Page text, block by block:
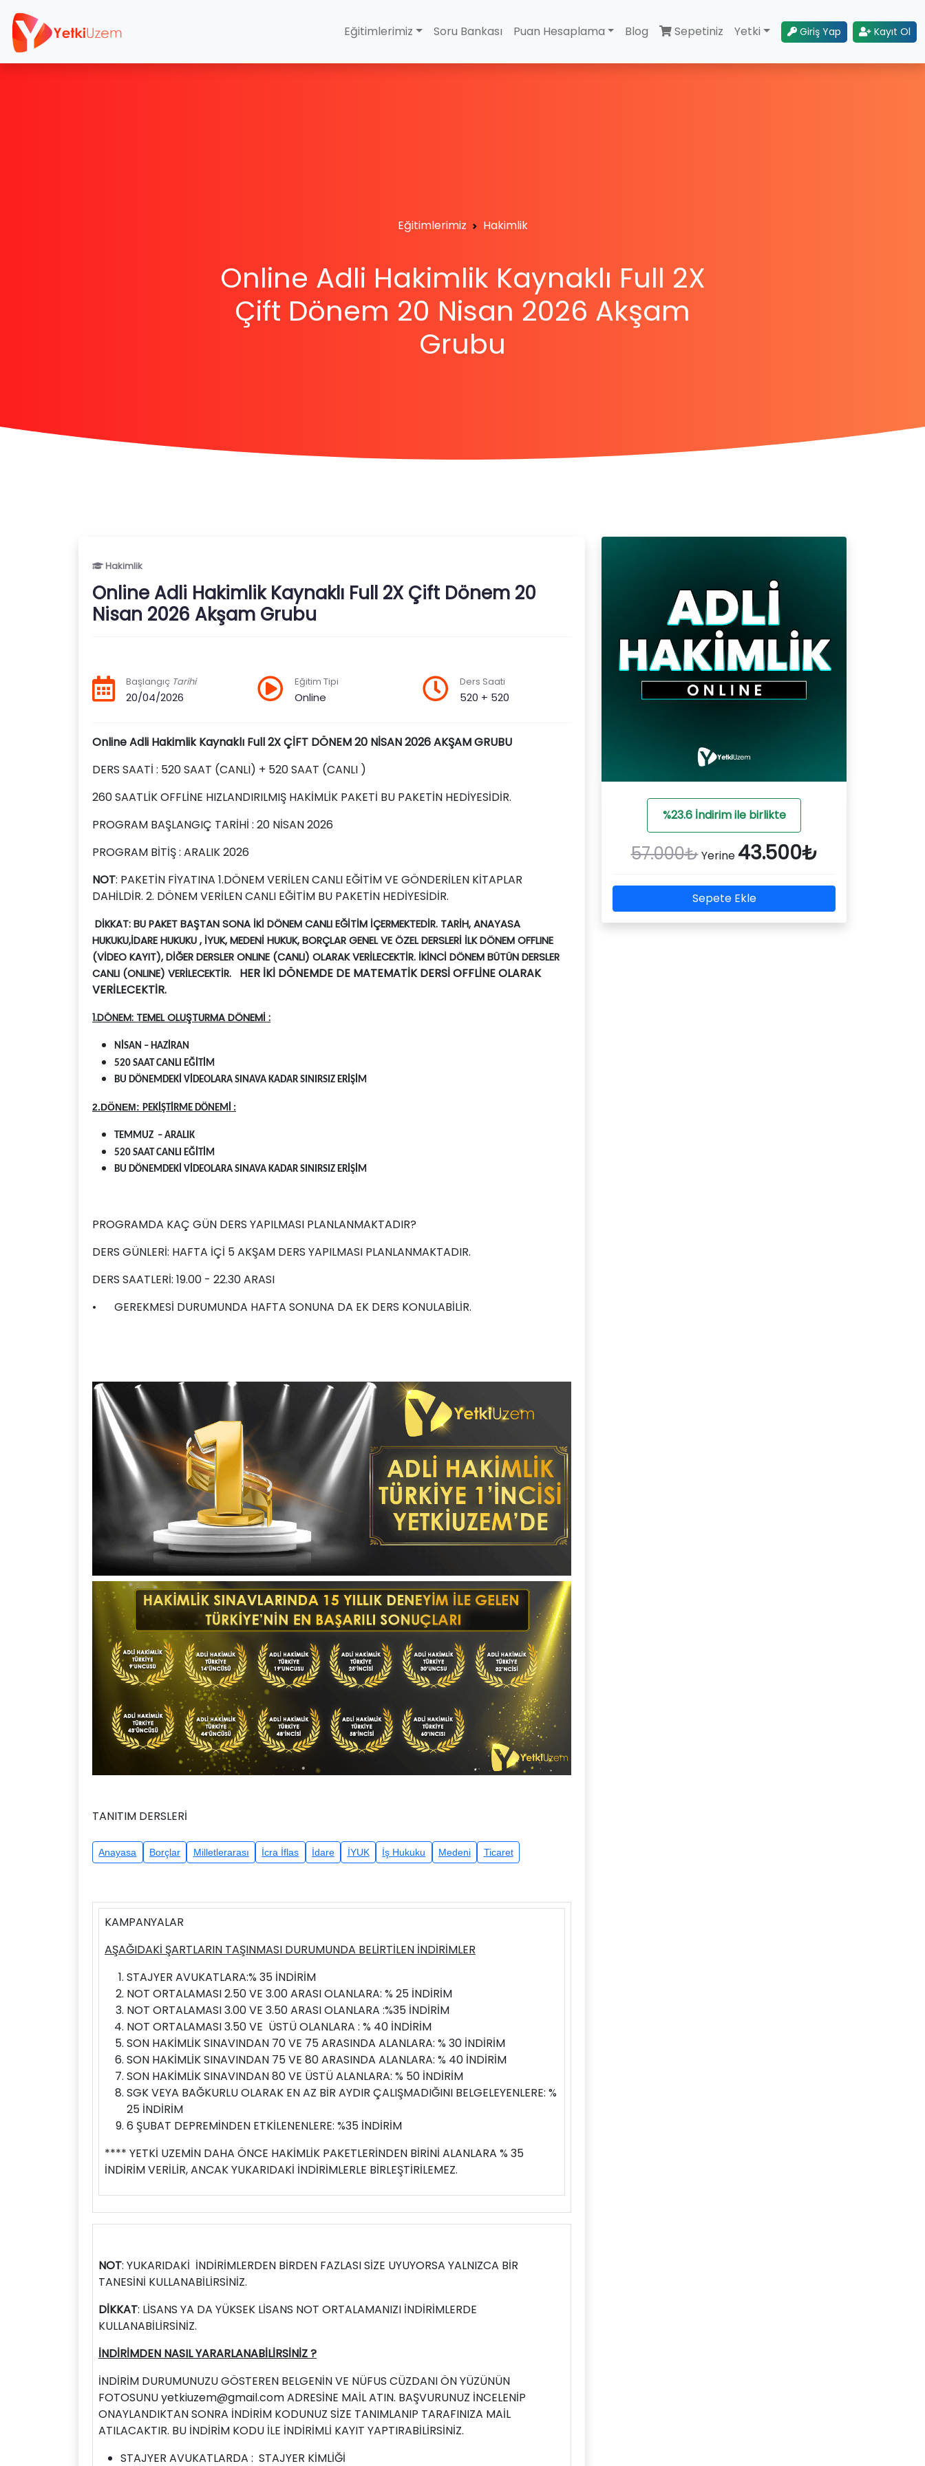
Eğitimlerimiz Soru Bankası Puan Hesaplama Blog Sepetiniz Yetki Giriş Yap Kayıt Ol
Eğitimlerimiz Hakimlik
Online Adli Hakimlik Kaynaklı Full 2X
Çift Dönem 20 Nisan 2026 Akşam
Grubu
Hakimlik
Online Adli Hakimlik Kaynaklı Full 2X Çift Dönem 20
Nisan 2026 Akşam Grubu
Başlangıç Tarihi
20/04/2026
Eğitim Tipi
Online
Ders Saati
520 + 520
Online Adli Hakimlik Kaynaklı Full 2X ÇİFT DÖNEM 20 NİSAN 2026 AKŞAM GRUBU
DERS SAATİ : 520 SAAT (CANLI) + 520 SAAT (CANLI )
260 SAATLİK OFFLİNE HIZLANDIRILMIŞ HAKİMLİK PAKETİ BU PAKETİN HEDİYESİDİR.
PROGRAM BAŞLANGIÇ TARİHİ : 20 NİSAN 2026
PROGRAM BİTİŞ : ARALIK 2026
NOT: PAKETİN FİYATINA 1.DÖNEM VERİLEN CANLI EĞİTİM VE GÖNDERİLEN KİTAPLAR
DAHİLDİR. 2. DÖNEM VERİLEN CANLI EĞİTİM BU PAKETİN HEDİYESİDİR.
DİKKAT: BU PAKET BAŞTAN SONA İKİ DÖNEM CANLI EĞİTİM İÇERMEKTEDİR. TARİH, ANAYASA
HUKUKU,İDARE HUKUKU , İYUK, MEDENİ HUKUK, BORÇLAR GENEL VE ÖZEL DERSLERİ İLK DÖNEM OFFLINE
(VİDEO KAYIT), DİĞER DERSLER ONLINE (CANLI) OLARAK VERİLECEKTİR. İKİNCİ DÖNEM BÜTÜN DERSLER
CANLI (ONLINE) VERİLECEKTİR.
HER İKİ DÖNEMDE DE MATEMATİK DERSİ OFFLİNE OLARAK
VERİLECEKTİR.
1.DÖNEM: TEMEL OLUŞTURMA DÖNEMİ :
NİSAN – HAZİRAN
520 SAAT CANLI EĞİTİM
BU DÖNEMDEKİ VİDEOLARA SINAVA KADAR SINIRSIZ ERİŞİM
2.DÖNEM: PEKİŞTİRME DÖNEMİ :
TEMMUZ – ARALIK
520 SAAT CANLI EĞİTİM
BU DÖNEMDEKİ VİDEOLARA SINAVA KADAR SINIRSIZ ERİŞİM
PROGRAMDA KAÇ GÜN DERS YAPILMASI PLANLANMAKTADIR?
DERS GÜNLERİ: HAFTA İÇİ 5 AKŞAM DERS YAPILMASI PLANLANMAKTADIR.
DERS SAATLERİ: 19.00 - 22.30 ARASI
•
GEREKMESİ DURUMUNDA HAFTA SONUNA DA EK DERS KONULABİLİR.
TANITIM DERSLERİ
Anayasa Borçlar Milletlerarası İcra İflas İdare İYUK İş Hukuku Medeni Ticaret
KAMPANYALAR
AŞAĞIDAKİ ŞARTLARIN TAŞINMASI DURUMUNDA BELİRTİLEN İNDİRİMLER
STAJYER AVUKATLARA:% 35 İNDİRİM
NOT ORTALAMASI 2.50 VE 3.00 ARASI OLANLARA: % 25 İNDİRİM
NOT ORTALAMASI 3.00 VE 3.50 ARASI OLANLARA :%35 İNDİRİM
NOT ORTALAMASI 3.50 VE ÜSTÜ OLANLARA : % 40 İNDİRİM
SON HAKİMLİK SINAVINDAN 70 VE 75 ARASINDA ALANLARA: % 30 İNDİRİM
SON HAKİMLİK SINAVINDAN 75 VE 80 ARASINDA ALANLARA: % 40 İNDİRİM
SON HAKİMLİK SINAVINDAN 80 VE ÜSTÜ ALANLARA: % 50 İNDİRİM
SGK VEYA BAĞKURLU OLARAK EN AZ BİR AYDIR ÇALIŞMADIĞINI BELGELEYENLERE: %
25 İNDİRİM
6 ŞUBAT DEPREMİNDEN ETKİLENENLERE: %35 İNDİRİM
**** YETKİ UZEMİN DAHA ÖNCE HAKİMLİK PAKETLERİNDEN BİRİNİ ALANLARA % 35
İNDİRİM VERİLİR, ANCAK YUKARIDAKİ İNDİRİMLERLE BİRLEŞTİRİLEMEZ.
NOT: YUKARIDAKİ İNDİRİMLERDEN BİRDEN FAZLASI SİZE UYUYORSA YALNIZCA BİR
TANESİNİ KULLANABİLİRSİNİZ.
DİKKAT: LİSANS YA DA YÜKSEK LİSANS NOT ORTALAMANIZI İNDİRİMLERDE
KULLANABİLİRSİNİZ.
İNDİRİMDEN NASIL YARARLANABİLİRSİNİZ ?
İNDİRİM DURUMUNUZU GÖSTEREN BELGENİN VE NÜFUS CÜZDANI ÖN YÜZÜNÜN
FOTOSUNUyetkiuzem@gmail.comADRESİNE MAİL ATIN. BAŞVURUNUZ İNCELENİP
ONAYLANDIKTAN SONRA İNDİRİM KODUNUZ SİZE TANIMLANIP TARAFINIZA MAİL
ATILACAKTIR. BU İNDİRİM KODU İLE İNDİRİMLİ KAYIT YAPTIRABİLİRSİNİZ.
STAJYER AVUKATLARDA : STAJYER KİMLİĞİ
57.000₺Yerine 43.500₺
%23.6 İndirim ile birlikte
Sepete Ekle